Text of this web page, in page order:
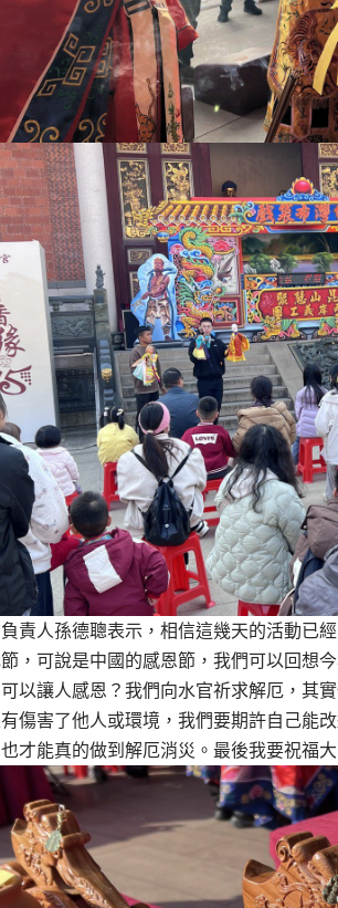
責人孫德聰表示，相信這幾天的活動已
，可說是中國的感恩節，我們可以回想
以讓人感恩？我們向水官祈求解厄，其
傷害了他人或環境，我們要期許自己能
才能真的做到解厄消災。最後我要祝福